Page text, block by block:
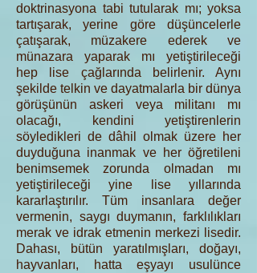
doktrinasyona tabi tutularak mı; yoksa
tartışarak, yerine göre düşüncelerle
çatışarak, müzakere ederek ve
münazara yaparak mı yetiştirileceği
hep lise çağlarında belirlenir. Aynı
şekilde telkin ve dayatmalarla bir dünya
görüşünün askeri veya militanı mı
olacağı, kendini yetiştirenlerin
söyledikleri de dâhil olmak üzere her
duyduğuna inanmak ve her öğretileni
benimsemek zorunda olmadan mı
yetiştirileceği yine lise yıllarında
kararlaştırılır. Tüm insanlara değer
vermenin, saygı duymanın, farklılıkları
merak ve idrak etmenin merkezi lisedir.
Dahası, bütün yaratılmışları, doğayı,
hayvanları, hatta eşyayı usulünce